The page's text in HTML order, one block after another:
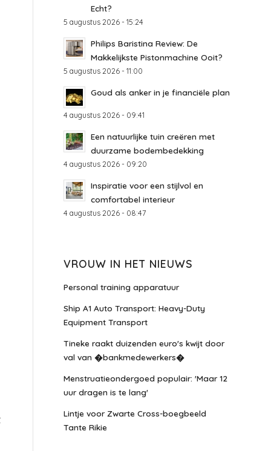
Echt?
5 augustus 2026 - 15:24
Philips Baristina Review: De
Makkelijkste Pistonmachine Ooit?
5 augustus 2026 - 11:00
Goud als anker in je financiële plan
4 augustus 2026 - 09:41
Een natuurlijke tuin creëren met
duurzame bodembedekking
4 augustus 2026 - 09:20
Inspiratie voor een stijlvol en
comfortabel interieur
4 augustus 2026 - 08:47
VROUW IN HET NIEUWS
Personal training apparatuur
Ship A1 Auto Transport: Heavy-Duty
Equipment Transport
Tineke raakt duizenden euro's kwijt door
val van �bankmedewerkers�
Menstruatieondergoed populair: 'Maar 12
uur dragen is te lang'
Lintje voor Zwarte Cross-boegbeeld
Tante Rikie